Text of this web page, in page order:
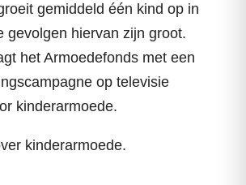
gemiddeld één kind op in
gevolgen hiervan zijn groot.
het Armoedefonds met een
op televisie
kinderarmoede.
kinderarmoede.